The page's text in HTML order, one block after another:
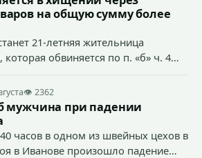
на общую сумму более
21-летняя жительница
которая обвиняется по п. «б» ч. 4
рублей через маркетплейс.
👁 2362
мужчина при падении
часов в одном из швейных цехов в
в Иванове произошло падение